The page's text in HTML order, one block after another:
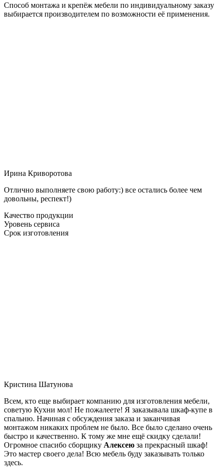
Способ монтажа и крепёж мебели по индивидуальному заказу
выбирается производителем по возможности её применения.
Ирина Криворотова
Отлично выполняете свою работу:) все остались более чем
довольны, респект!)
Качество продукции
Уровень сервиса
Срок изготовления
Кристина Шатунова
Всем, кто еще выбирает компанию для изготовления мебели,
советую Кухни мол! Не пожалеете! Я заказывала шкаф-купе в
спальню. Начиная с обсуждения заказа и заканчивая
монтажом никаких проблем не было. Все было сделано очень
быстро и качественно. К тому же мне ещё скидку сделали!
Огромное спасибо сборщику Алексею за прекрасный шкаф!
Это мастер своего дела! Всю мебель буду заказывать только
здесь.